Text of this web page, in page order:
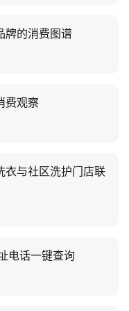
牌的消费图谱
费观察
衣与社区洗护门店联
电话一键查询